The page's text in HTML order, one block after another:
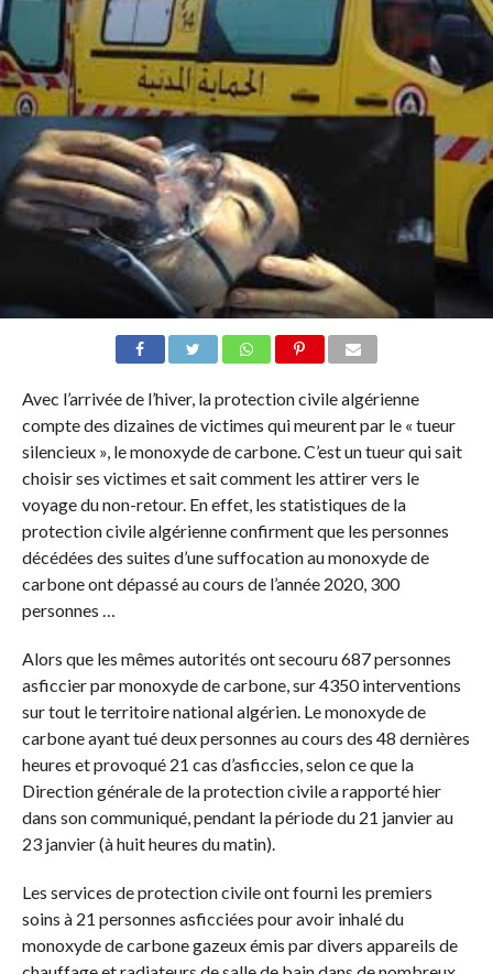
Avec l’arrivée de l’hiver, la protection civile algérienne
compte des dizaines de victimes qui meurent par le « tueur
silencieux », le monoxyde de carbone. C’est un tueur qui sait
choisir ses victimes et sait comment les attirer vers le
voyage du non-retour. En effet, les statistiques de la
protection civile algérienne confirment que les personnes
décédées des suites d’une suffocation au monoxyde de
carbone ont dépassé au cours de l’année 2020, 300
personnes …
Alors que les mêmes autorités ont secouru 687 personnes
asficcier par monoxyde de carbone, sur 4350 interventions
sur tout le territoire national algérien. Le monoxyde de
carbone ayant tué deux personnes au cours des 48 dernières
heures et provoqué 21 cas d’asficcies, selon ce que la
Direction générale de la protection civile a rapporté hier
dans son communiqué, pendant la période du 21 janvier au
23 janvier (à huit heures du matin).
Les services de protection civile ont fourni les premiers
soins à 21 personnes asficciées pour avoir inhalé du
monoxyde de carbone gazeux émis par divers appareils de